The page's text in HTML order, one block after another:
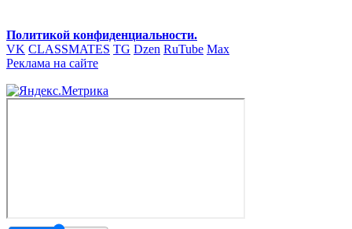
Политикой конфиденциальности.
VK CLASSMATES TG Dzen RuTube Max
Реклама на сайте